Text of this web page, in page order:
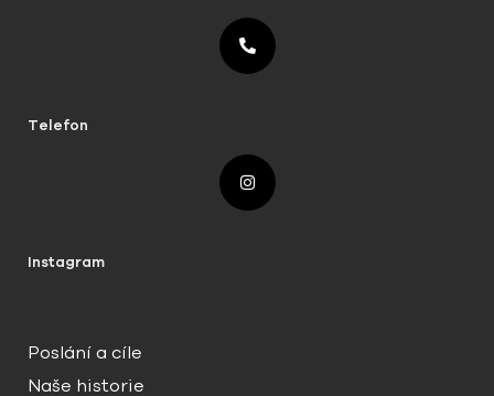
Poslání a cíle
Naše historie
Telefon
Instagram